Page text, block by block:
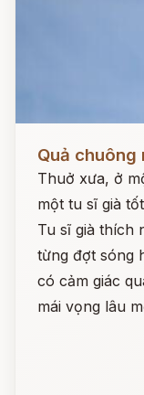
Quả chuông
Thuở xưa, ở
một tu sĩ già
Tu sĩ già thích
từng đợt sóng
có cảm giác
mái vọng lâu